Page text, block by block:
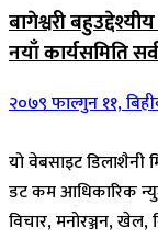
बागेश्वरी
नयाँ कार्यसमिति
२०७९ फाल्गुन ११,
यो वेबसाइट डिलाशैनी
डट कम आधिकारिक न्युज
विचार, मनोरञ्जन, खेल,